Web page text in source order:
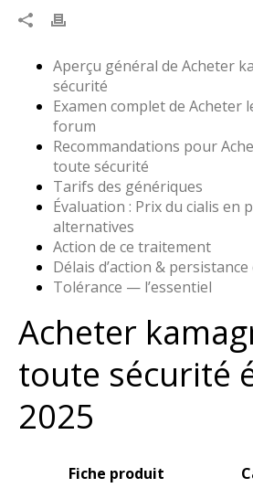
Aperçu général de Acheter
sécurité
Examen complet de Acheter
forum
Recommandations pour
toute sécurité
Tarifs des génériques
Évaluation : Prix du cialis en
alternatives
Action de ce traitement
Délais d’action &
Tolérance — l’essentiel
Acheter
toute sécurité
2025
Fiche produit